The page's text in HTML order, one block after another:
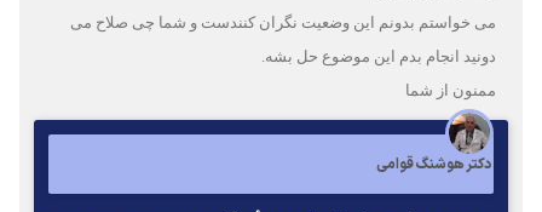
می خواستم بدونم این وضعیت نگران کنندست و شما چی صلاح می
دونید انجام بدم این موضوع حل بشه.
ممنون از شما
دکتر هوشنگ قوامی